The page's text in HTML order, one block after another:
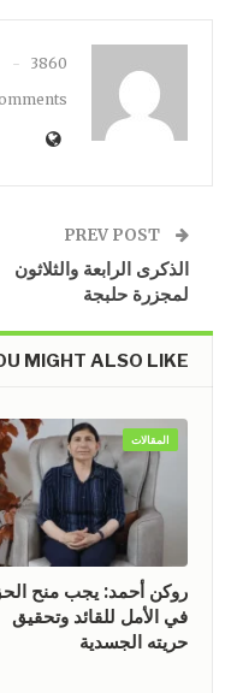
3860
الذكرى الرابعة والثلاثون
لمجزرة حلبجة
MIGHT ALSO LIKE
المقالات
روكن أحمد: يجب منح
في الأمل للقائد وتحقيق
حريته الجسدية